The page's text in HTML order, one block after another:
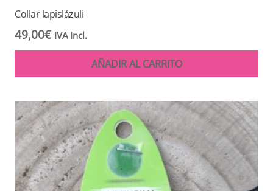
Collar lapislázuli
49,00€ IVA Incl.
AÑADIR AL CARRITO